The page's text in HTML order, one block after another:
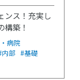
ンス！充実し
築！
病院
内部 #基礎